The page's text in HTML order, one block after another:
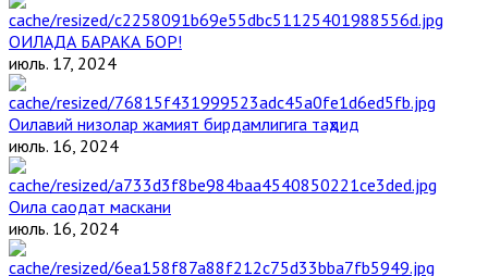
ОИЛАДА БАРАКА БОР!
июль. 17, 2024
Оилавий низолар жамият бирдамлигига таҳдид
июль. 16, 2024
Оила саодат маскани
июль. 16, 2024